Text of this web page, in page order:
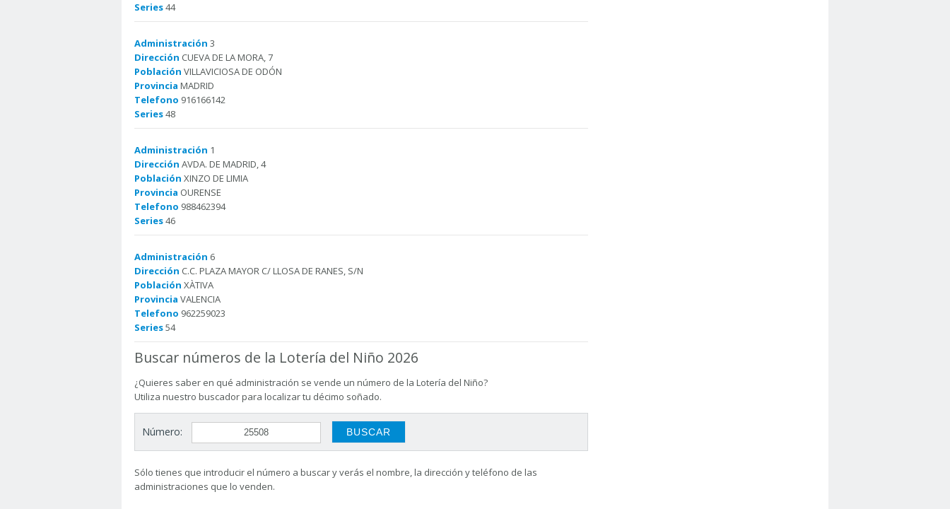
Series44
Administración 3
Dirección CUEVA DE LA MORA, 7
Población VILLAVICIOSA DE ODÓN
Provincia MADRID
Telefono 916166142
Series48
Administración 1
Dirección AVDA. DE MADRID, 4
Población XINZO DE LIMIA
Provincia OURENSE
Telefono 988462394
Series46
Administración 6
Dirección C.C. PLAZA MAYOR C/ LLOSA DE RANES, S/N
Población XÀTIVA
Provincia VALENCIA
Telefono 962259023
Series54
Buscar números de la Lotería del Niño 2026
¿Quieres saber en qué administración se vende un número de la Lotería del Niño?
Utiliza nuestro buscador para localizar tu décimo soñado.
Número:
Sólo tienes que introducir el número a buscar y verás el nombre, la dirección y teléfono de las
administraciones que lo venden.